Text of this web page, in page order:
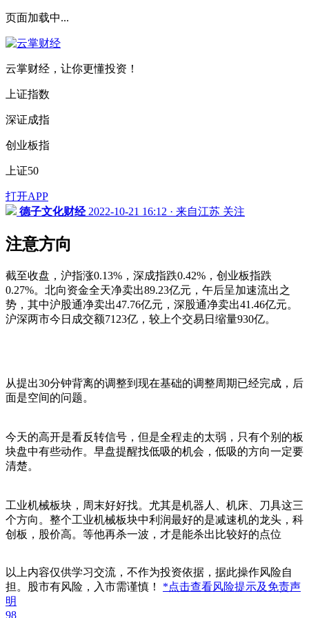
页面加载中...
云掌财经，让你更懂投资！
上证指数
深证成指
创业板指
上证50
打开APP
德子文化财经 2022-10-21 16:12 · 来自江苏 关注
注意方向
截至收盘，沪指涨0.13%，深成指跌0.42%，创业板指跌
0.27%。北向资金全天净卖出89.23亿元，午后呈加速流出之
势，其中沪股通净卖出47.76亿元，深股通净卖出41.46亿元。
沪深两市今日成交额7123亿，较上个交易日缩量930亿。
从提出30分钟背离的调整到现在基础的调整周期已经完成，后
面是空间的问题。
今天的高开是看反转信号，但是全程走的太弱，只有个别的板
块盘中有些动作。早盘提醒找低吸的机会，低吸的方向一定要
清楚。
工业机械板块，周末好好找。尤其是机器人、机床、刀具这三
个方向。整个工业机械板块中利润最好的是减速机的龙头，科
创板，股价高。等他再杀一波，才是能杀出比较好的点位
以上内容仅供学习交流，不作为投资依据，据此操作风险自
担。股市有风险，入市需谨慎！ *点击查看风险提示及免责声
明
98